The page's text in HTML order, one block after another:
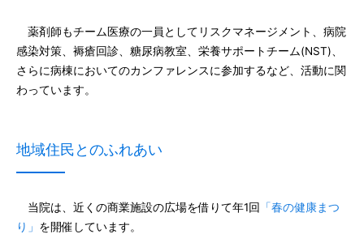
薬剤師もチーム医療の一員としてリスクマネージメント、病院
感染対策、褥瘡回診、糖尿病教室、栄養サポートチーム(NST)、
さらに病棟においてのカンファレンスに参加するなど、活動に関
わっています。
地域住民とのふれあい
当院は、近くの商業施設の広場を借りて年1回
「春の健康まつ
り」 を開催しています。